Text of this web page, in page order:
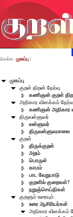
முகப்பு
குறள் திறன் தேர்வு
கணிஞன் குறள்
அதிகார விளக்கம்
கணிஞன் அதிகார
திருவள்ளுவர்
வள்ளுவர்
திருவள்ளுவமாலை
குறள்
திருக்குறள்
அறம்
பொருள்
காமம்
பாட வேறுபாடு
குறளில் குறைகள்?
நறுஞ்செய்திகள்
குறளும் உரையும்
உரை ஆசிரியர்கள்
அதிகார விளக்கம்
செல்க: முகப்பு |